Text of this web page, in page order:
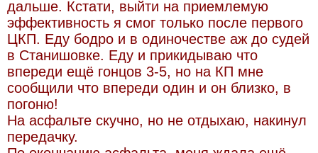
дальше. Кстати, выйти на приемлемую
эффективность я смог только после первого
ЦКП. Еду бодро и в одиночестве аж до судей
в Станишовке. Еду и прикидываю что
впереди ещё гонцов 3-5, но на КП мне
сообщили что впереди один и он близко, в
погоню!
На асфальте скучно, но не отдыхаю, накинул
передачку.